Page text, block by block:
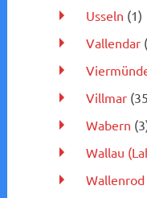
Usseln (1)
Vallendar
Villmar
Wabern
Wallau
Wallenrod